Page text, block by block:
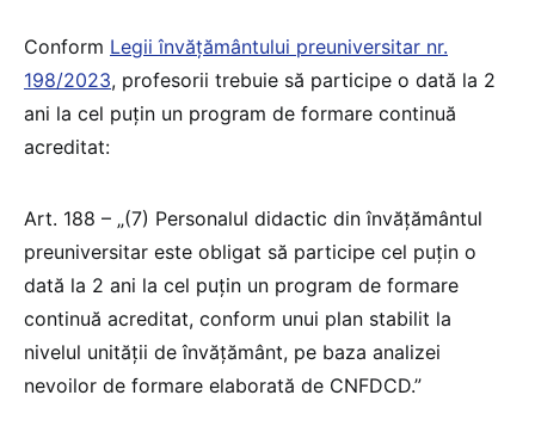
Conform Legii învățământului preuniversitar nr.
198/2023, profesorii trebuie să participe o dată la 2
ani la cel puțin un program de formare continuă
acreditat:
Art. 188 – „(7) Personalul didactic din învățământul
preuniversitar este obligat să participe cel puțin o
dată la 2 ani la cel puțin un program de formare
continuă acreditat, conform unui plan stabilit la
nivelul unității de învățământ, pe baza analizei
nevoilor de formare elaborată de CNFDCD.”